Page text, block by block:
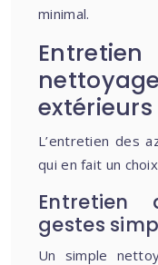
minimal.
extérieurs
L’entretien des
qui en fait un
Entretien
gestes
Un simple